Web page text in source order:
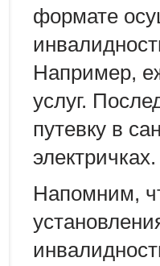
формате
Например,
услуг.
путевку в
электричках.
Напомним,